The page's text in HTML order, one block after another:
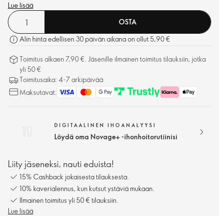
Lue lisää
OSTA
Alin hinta edellisen 30 päivän aikana on ollut 5,90 €
Toimitus alkaen 7,90 €. Jäsenille ilmainen toimitus tilauksiin, jotka
yli 50 €
Toimitusaika: 4-7 arkipäivää
Maksutavat:
DIGITAALINEN IHOANALYYSI
Löydä oma Novage+ -ihonhoitorutiinisi
Liity jäseneksi, nauti eduista!
15% Cashback jokaisesta tilauksesta.
10% kaverialennus, kun kutsut ystäviä mukaan.
Ilmainen toimitus yli 50 € tilauksiin.
Lue lisää